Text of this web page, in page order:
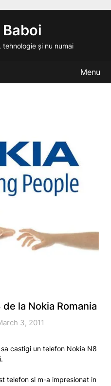
și nu numai
Menu
la Nokia Romania
3, 2011
castigi un telefon Nokia N8
telefon si m-a impresionat in